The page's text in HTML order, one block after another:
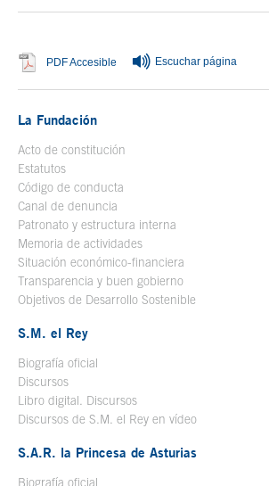
PDF Accesible Se abre en ventana nueva
Escuchar página
La Fundación
Acto de constitución
Estatutos
Código de conducta
Canal de denuncia
Patronato y estructura interna
Memoria de actividades
Situación económico-financiera
Transparencia y buen gobierno
Objetivos de Desarrollo Sostenible
S.M. el Rey
Biografía oficial
Discursos
Libro digital. Discursos
Discursos de S.M. el Rey en vídeo
S.A.R. la Princesa de Asturias
Biografía oficial